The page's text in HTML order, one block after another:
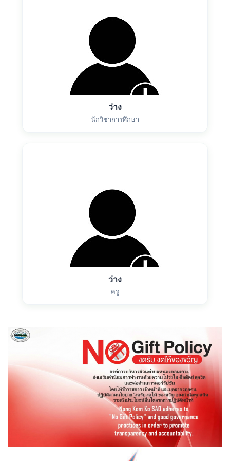
ว่าง
นักวิชาการศึกษา
ว่าง
ครู